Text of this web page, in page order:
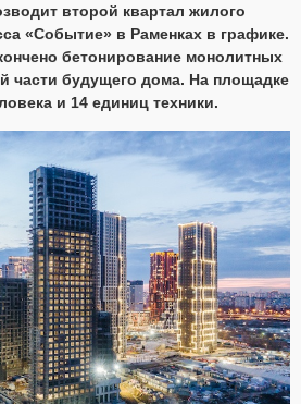
второй квартал жилого
«Событие» в Раменках в графике.
бетонирование монолитных
части будущего дома. На площадке
и 14 единиц техники.